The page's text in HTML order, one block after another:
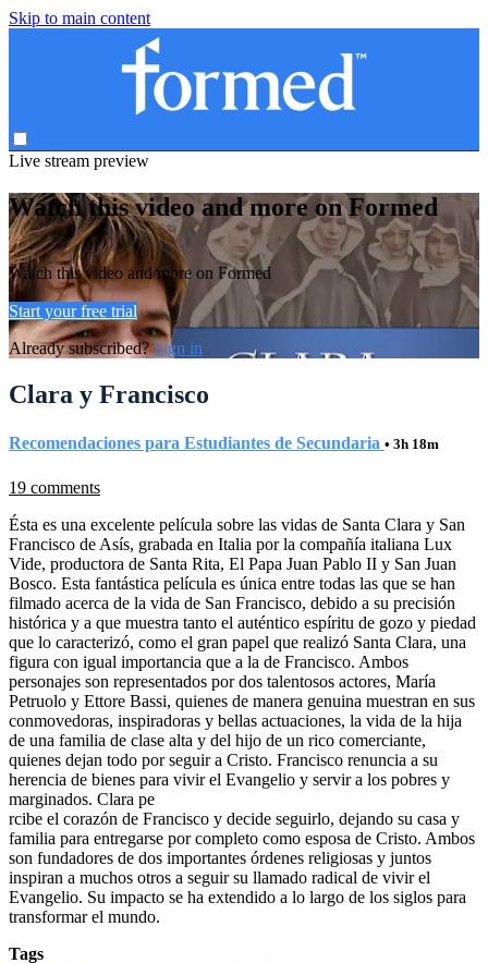
Skip to main content
Live stream preview
Watch this video and more on Formed
Watch this video and more on Formed
Start your free trial
Already subscribed?Sign in
Clara y Francisco
Recomendaciones para Estudiantes de Secundaria • 3h 18m
19 comments
Ésta es una excelente película sobre las vidas de Santa Clara y San
Francisco de Asís, grabada en Italia por la compañía italiana Lux
Vide, productora de Santa Rita, El Papa Juan Pablo II y San Juan
Bosco. Esta fantástica película es única entre todas las que se han
filmado acerca de la vida de San Francisco, debido a su precisión
histórica y a que muestra tanto el auténtico espíritu de gozo y piedad
que lo caracterizó, como el gran papel que realizó Santa Clara, una
figura con igual importancia que a la de Francisco. Ambos
personajes son representados por dos talentosos actores, María
Petruolo y Ettore Bassi, quienes de manera genuina muestran en sus
conmovedoras, inspiradoras y bellas actuaciones, la vida de la hija
de una familia de clase alta y del hijo de un rico comerciante,
quienes dejan todo por seguir a Cristo. Francisco renuncia a su
herencia de bienes para vivir el Evangelio y servir a los pobres y
marginados. Clara pe
rcibe el corazón de Francisco y decide seguirlo, dejando su casa y
familia para entregarse por completo como esposa de Cristo. Ambos
son fundadores de dos importantes órdenes religiosas y juntos
inspiran a muchos otros a seguir su llamado radical de vivir el
Evangelio. Su impacto se ha extendido a lo largo de los siglos para
transformar el mundo.
Tags